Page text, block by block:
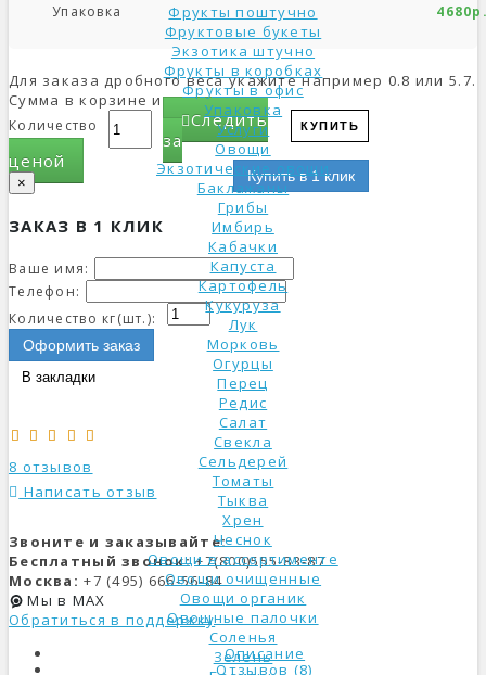
Фрукты поштучно
Фруктовые букеты
Экзотика штучно
Фрукты в коробках
Фрукты в офис
Упаковка
Услуги
Овощи
Экзотические овощи
Баклажаны
Грибы
Имбирь
Кабачки
Капуста
Картофель
Кукуруза
Лук
Морковь
Огурцы
Перец
Редис
Салат
Свекла
Сельдерей
Томаты
Тыква
Хрен
Чеснок
Овощи в ассортименте
Овощи очищенные
Овощи органик
Овощные палочки
Соленья
Зелень
Упаковка
Для заказа дробного веса укажите например 0.8 или 5.7.
Сумма в корзине изменится.
Количество КУПИТЬ
Купить в 1 клик
Следить
за
ценой
×
ЗАКАЗ В 1 КЛИК
Ваше имя:
Телефон:
Количество кг(шт.):
Оформить заказ
В закладки
8 отзывов
Написать отзыв
Звоните и заказывайте:
Бесплатный звонок:+7(800)555-83-87
Москва: +7 (495) 666-56-84
Мы в MAX
Обратиться в поддержку
Описание
Отзывов (8)